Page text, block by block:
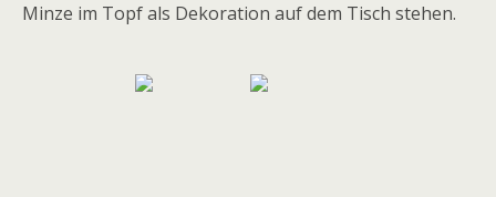
Minze im Topf als Dekoration auf dem Tisch stehen.